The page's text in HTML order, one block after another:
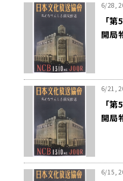
6/28,
「
開局
6/21,
「
開局
6/15,